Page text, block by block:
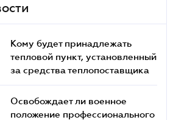
Кому будет принадлежать
тепловой пункт, установленный
за средства теплопоставщика
Освобождает ли военное
положение профессионального